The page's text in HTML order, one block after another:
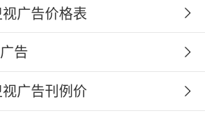
广告价格表
告
广告刊例价